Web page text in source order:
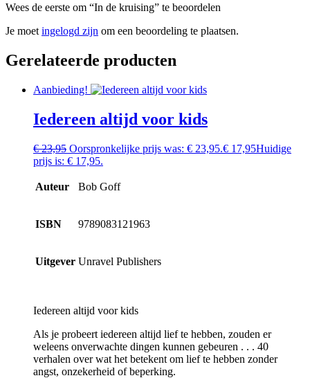
Wees de eerste om “In de kruising” te beoordelen
Je moet ingelogd zijn om een beoordeling te plaatsen.
Gerelateerde producten
Aanbieding!
Iedereen altijd voor kids
€23,95 Oorspronkelijke prijs was: € 23,95.€ 17,95Huidige
prijs is: € 17,95.
Auteur Bob Goff
ISBN 9789083121963
Uitgever Unravel Publishers
Iedereen altijd voor kids
Als je probeert iedereen altijd lief te hebben, zouden er
weleens onverwachte dingen kunnen gebeuren . . . 40
verhalen over wat het betekent om lief te hebben zonder
angst, onzekerheid of beperking.